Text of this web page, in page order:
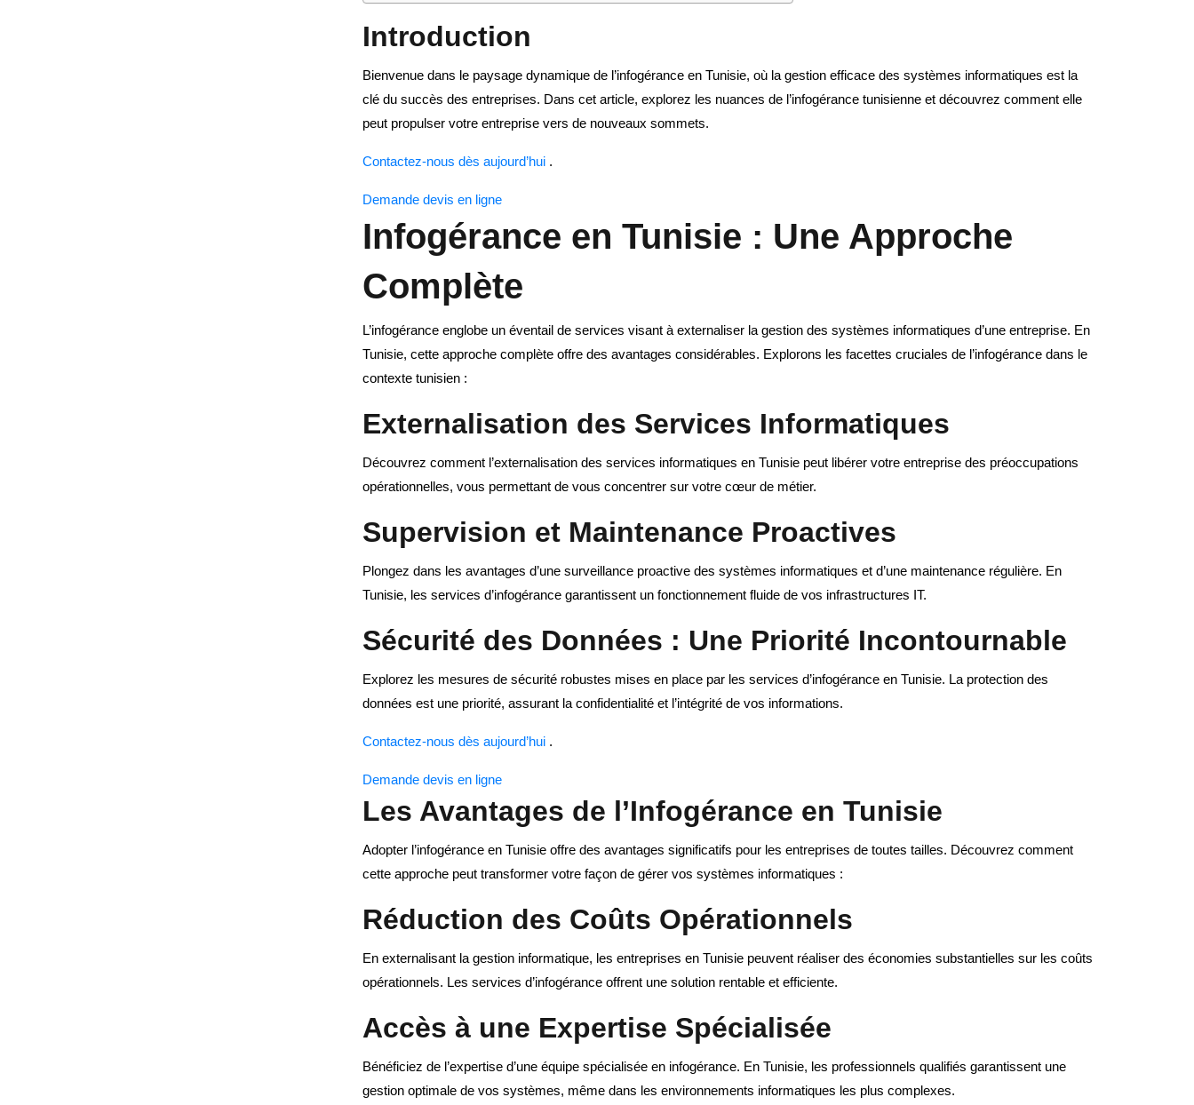
Introduction
Bienvenue dans le paysage dynamique de l’infogérance en Tunisie, où la gestion efficace des systèmes informatiques est la
clé du succès des entreprises. Dans cet article, explorez les nuances de l’infogérance tunisienne et découvrez comment elle
peut propulser votre entreprise vers de nouveaux sommets.
Contactez-nous dès aujourd’hui .
Demande devis en ligne
Infogérance en Tunisie : Une Approche
Complète
L’infogérance englobe un éventail de services visant à externaliser la gestion des systèmes informatiques d’une entreprise. En
Tunisie, cette approche complète offre des avantages considérables. Explorons les facettes cruciales de l’infogérance dans le
contexte tunisien :
Externalisation des Services Informatiques
Découvrez comment l’externalisation des services informatiques en Tunisie peut libérer votre entreprise des préoccupations
opérationnelles, vous permettant de vous concentrer sur votre cœur de métier.
Supervision et Maintenance Proactives
Plongez dans les avantages d’une surveillance proactive des systèmes informatiques et d’une maintenance régulière. En
Tunisie, les services d’infogérance garantissent un fonctionnement fluide de vos infrastructures IT.
Sécurité des Données : Une Priorité Incontournable
Explorez les mesures de sécurité robustes mises en place par les services d’infogérance en Tunisie. La protection des
données est une priorité, assurant la confidentialité et l’intégrité de vos informations.
Contactez-nous dès aujourd’hui .
Demande devis en ligne
Les Avantages de l’Infogérance en Tunisie
Adopter l’infogérance en Tunisie offre des avantages significatifs pour les entreprises de toutes tailles. Découvrez comment
cette approche peut transformer votre façon de gérer vos systèmes informatiques :
Réduction des Coûts Opérationnels
En externalisant la gestion informatique, les entreprises en Tunisie peuvent réaliser des économies substantielles sur les coûts
opérationnels. Les services d’infogérance offrent une solution rentable et efficiente.
Accès à une Expertise Spécialisée
Bénéficiez de l’expertise d’une équipe spécialisée en infogérance. En Tunisie, les professionnels qualifiés garantissent une
gestion optimale de vos systèmes, même dans les environnements informatiques les plus complexes.